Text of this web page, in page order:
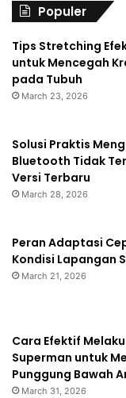
Populer
Tips Stretching
untuk Mencegah
pada Tubuh
March 23, 2026
Solusi Praktis
Bluetooth Tidak
Versi Terbaru
March 28, 2026
Peran Adaptasi
Kondisi Lapangan
March 21, 2026
Cara Efektif
Superman untuk
Punggung Bawah
March 31, 2026